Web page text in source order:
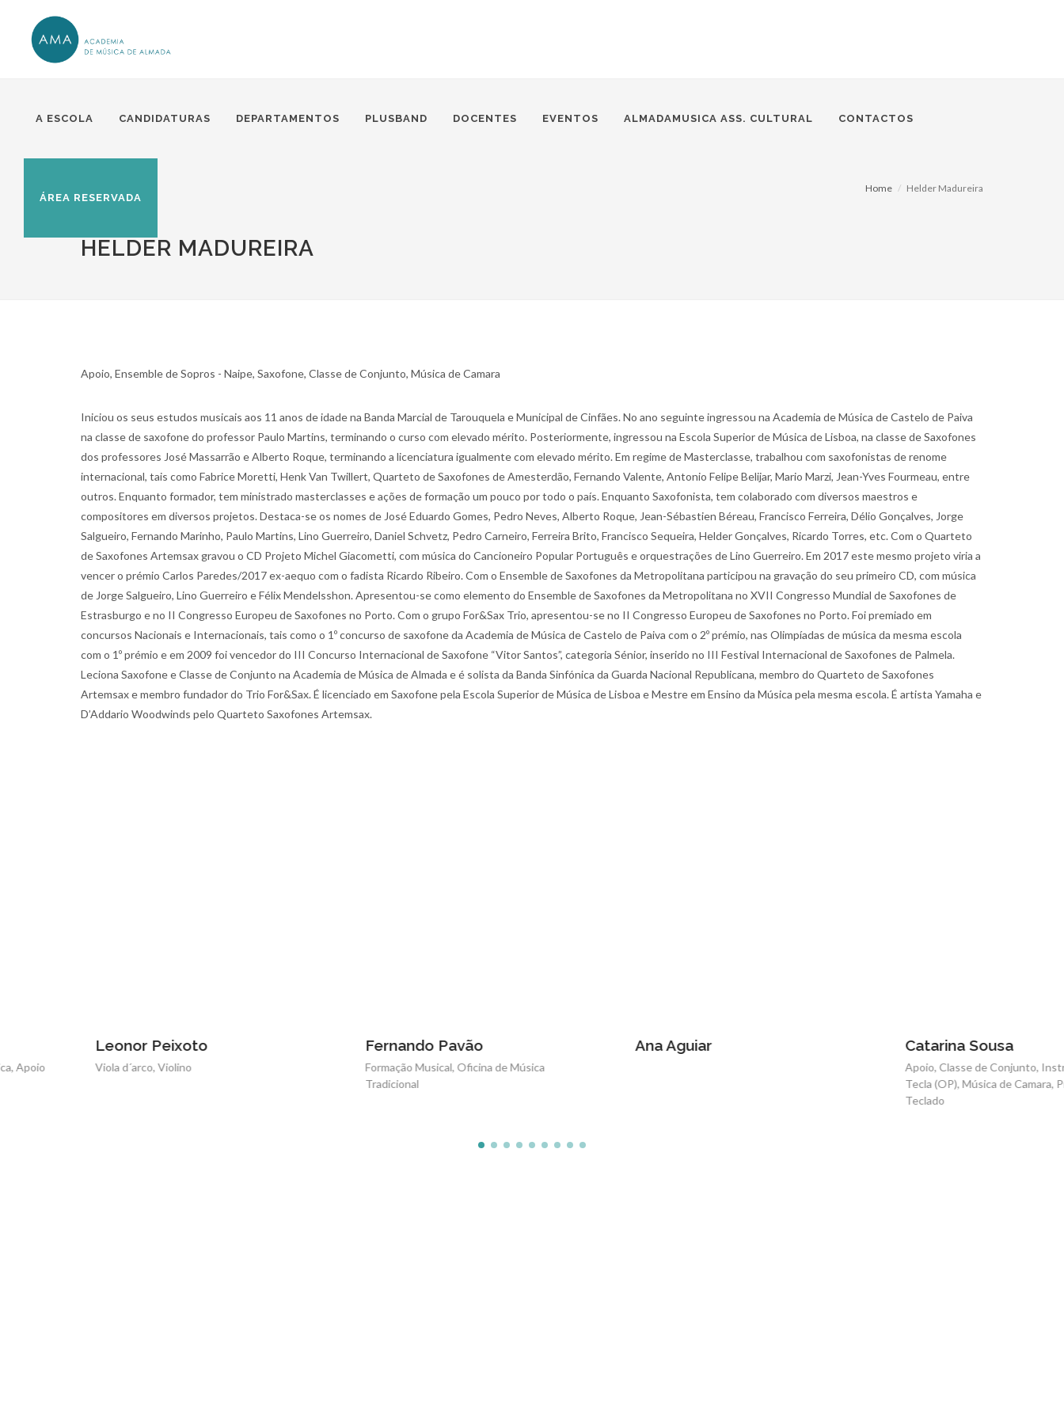
A ESCOLA CANDIDATURAS DEPARTAMENTOS PLUSBAND DOCENTES EVENTOS ALMADAMUSICA ASS. CULTURAL CONTACTOS
ÁREA RESERVADA
HELDER MADUREIRA
Home Helder Madureira
Apoio, Ensemble de Sopros - Naipe, Saxofone, Classe de Conjunto, Música de Camara
Iniciou os seus estudos musicais aos 11 anos de idade na Banda Marcial de Tarouquela e Municipal de Cinfães. No ano seguinte ingressou na Academia de Música de Castelo de Paiva
na classe de saxofone do professor Paulo Martins, terminando o curso com elevado mérito. Posteriormente, ingressou na Escola Superior de Música de Lisboa, na classe de Saxofones
dos professores José Massarrão e Alberto Roque, terminando a licenciatura igualmente com elevado mérito. Em regime de Masterclasse, trabalhou com saxofonistas de renome
internacional, tais como Fabrice Moretti, Henk Van Twillert, Quarteto de Saxofones de Amesterdão, Fernando Valente, Antonio Felipe Belijar, Mario Marzi, Jean-Yves Fourmeau, entre
outros. Enquanto formador, tem ministrado masterclasses e ações de formação um pouco por todo o país. Enquanto Saxofonista, tem colaborado com diversos maestros e
compositores em diversos projetos. Destaca-se os nomes de José Eduardo Gomes, Pedro Neves, Alberto Roque, Jean-Sébastien Béreau, Francisco Ferreira, Délio Gonçalves, Jorge
Salgueiro, Fernando Marinho, Paulo Martins, Lino Guerreiro, Daniel Schvetz, Pedro Carneiro, Ferreira Brito, Francisco Sequeira, Helder Gonçalves, Ricardo Torres, etc. Com o Quarteto
de Saxofones Artemsax gravou o CD Projeto Michel Giacometti, com música do Cancioneiro Popular Português e orquestrações de Lino Guerreiro. Em 2017 este mesmo projeto viria a
vencer o prémio Carlos Paredes/2017 ex-aequo com o fadista Ricardo Ribeiro. Com o Ensemble de Saxofones da Metropolitana participou na gravação do seu primeiro CD, com música
de Jorge Salgueiro, Lino Guerreiro e Félix Mendelsshon. Apresentou-se como elemento do Ensemble de Saxofones da Metropolitana no XVII Congresso Mundial de Saxofones de
Estrasburgo e no II Congresso Europeu de Saxofones no Porto. Com o grupo For&Sax Trio, apresentou-se no II Congresso Europeu de Saxofones no Porto. Foi premiado em
concursos Nacionais e Internacionais, tais como o 1º concurso de saxofone da Academia de Música de Castelo de Paiva com o 2º prémio, nas Olimpíadas de música da mesma escola
com o 1º prémio e em 2009 foi vencedor do III Concurso Internacional de Saxofone “Vitor Santos”, categoria Sénior, inserido no III Festival Internacional de Saxofones de Palmela.
Leciona Saxofone e Classe de Conjunto na Academia de Música de Almada e é solista da Banda Sinfónica da Guarda Nacional Republicana, membro do Quarteto de Saxofones
Artemsax e membro fundador do Trio For&Sax. É licenciado em Saxofone pela Escola Superior de Música de Lisboa e Mestre em Ensino da Música pela mesma escola. É artista Yamaha e
D’Addario Woodwinds pelo Quarteto Saxofones Artemsax.
Leonor Peixoto
Viola d´arco, Violino
Fernando Pavão
Formação Musical, Oficina de Música
Catarina Sousa
Apoio, Classe de Conjunto, Instrumento de
Tecla (OP), Música de Camara, Piano, Prática de